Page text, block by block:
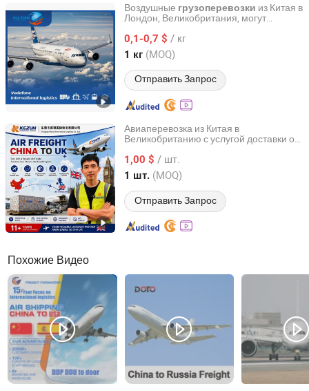
Воздушные грузоперевозки из Китая в
Лондон, Великобритания, могут
товары, такие как атомайзеры,
косметику, аккумуляторы,
контрафактные продукты и т.д
0,1-0,7 $ / кг
1 кг (MOQ)
Отправить Запрос
Shenzhen Vodafone International Freight Forwarding Co.,
Ltd.
Guangdong, China с 2024
Авиаперевозка из Китая в
Великобританию с услугой доставки от
1,00 $ / шт.
1 шт. (MOQ)
Отправить Запрос
Dongguan Kezun Logistics Co., Ltd.
Guangdong, China с 2023
Похожие Видео